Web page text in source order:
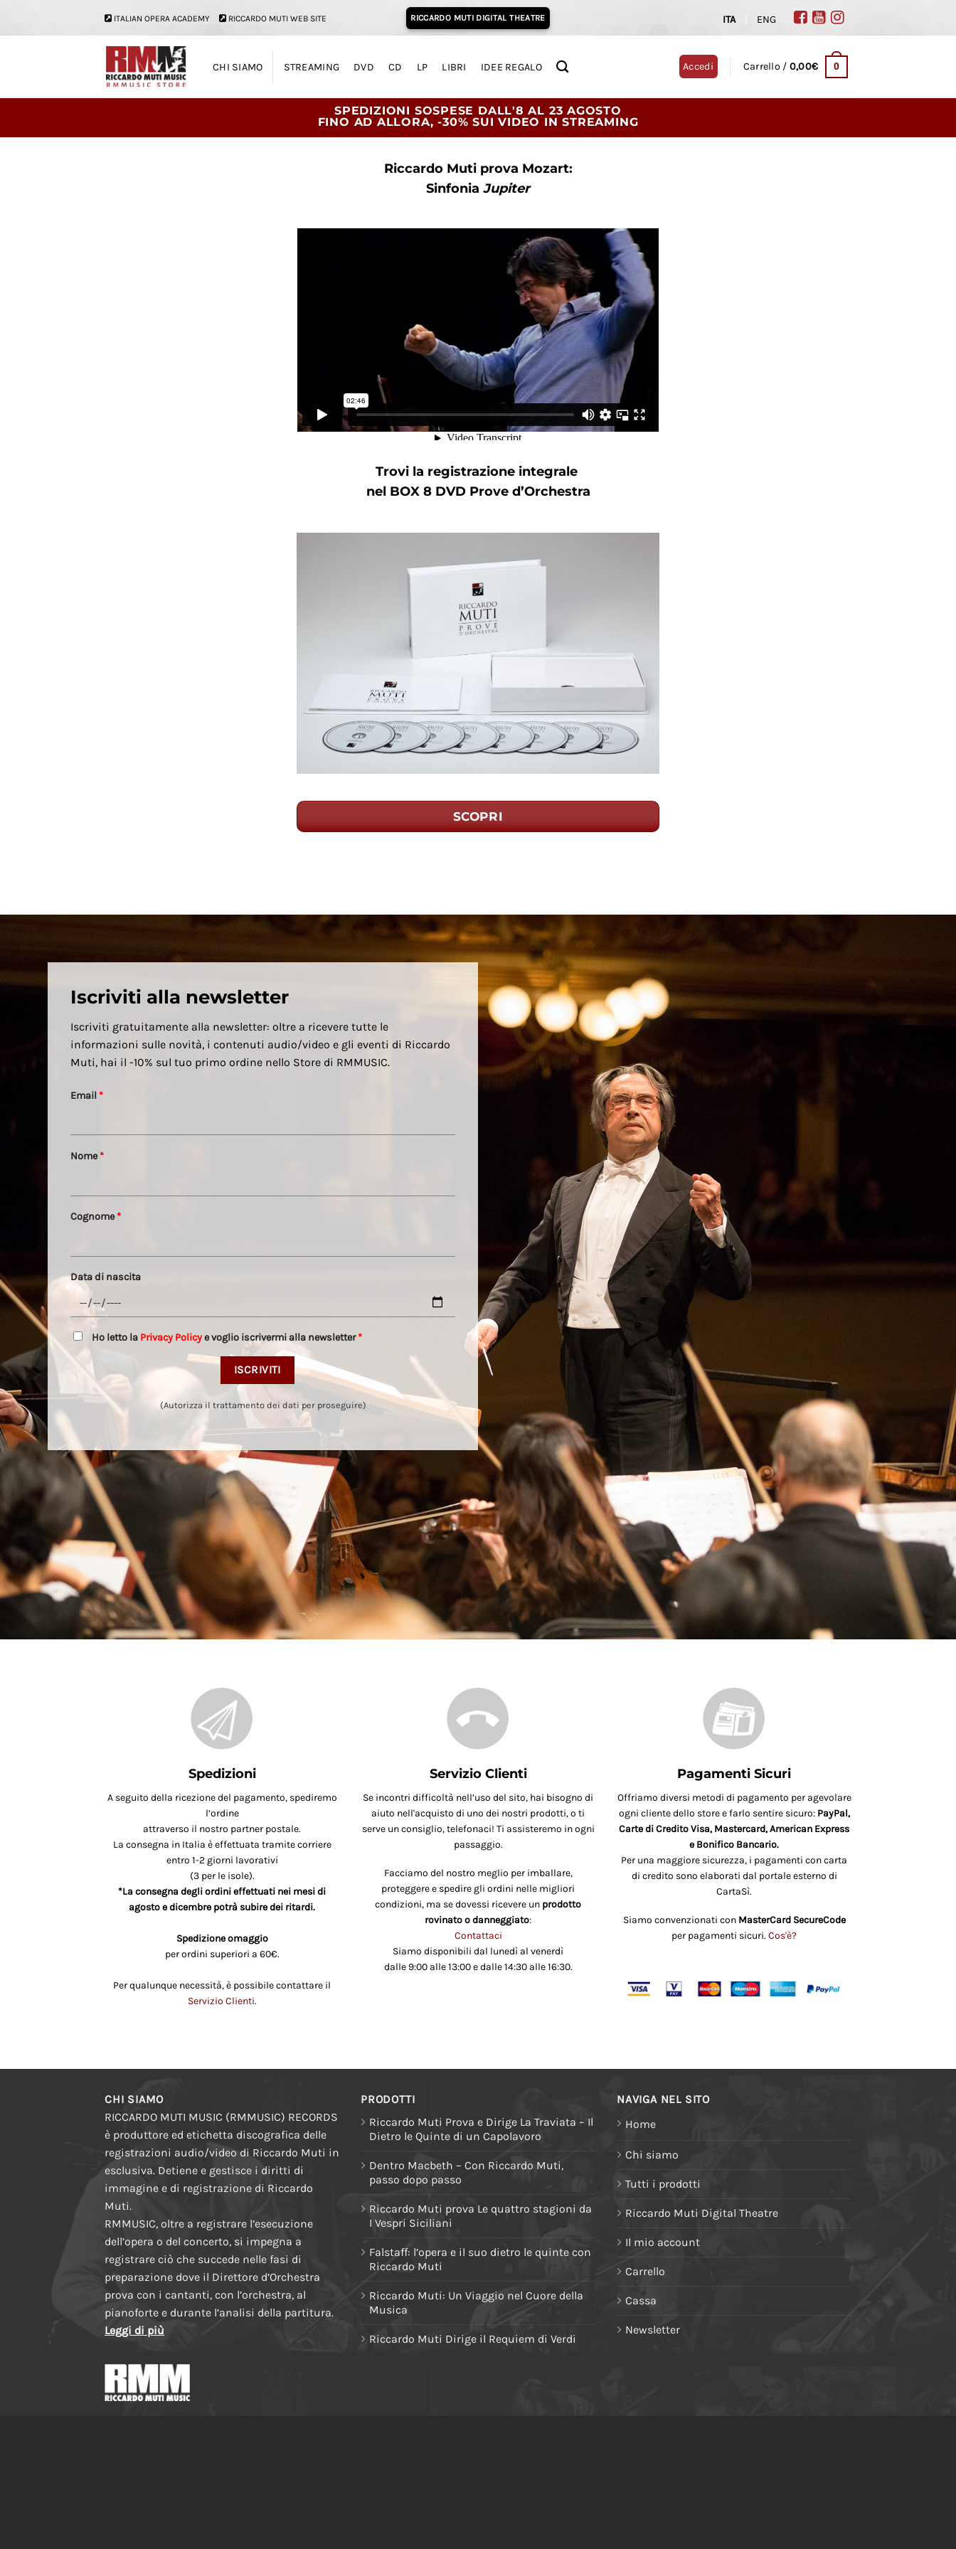
ITALIAN OPERA ACADEMY RICCARDO MUTI WEB SITE RICCARDO MUTI DIGITAL THEATRE ITA ENG
CHI SIAMO STREAMING DVD CD LP LIBRI IDEE REGALO Accedi Carrello / 0,00€ 0
SPEDIZIONI SOSPESE DALL'8 AL 23 AGOSTO
FINO AD ALLORA, -30% SUI VIDEO IN STREAMING
Riccardo Muti prova Mozart:
Sinfonia Jupiter
Trovi la registrazione integrale
nel BOX 8 DVD Prove d’Orchestra
SCOPRI
Iscriviti alla newsletter
Iscriviti gratuitamente alla newsletter: oltre a ricevere tutte le
informazioni sulle novità, i contenuti audio/video e gli eventi di Riccardo
Muti, hai il -10% sul tuo primo ordine nello Store di RMMUSIC.
Email*
Nome*
Cognome*
Data di nascita
Ho letto la Privacy Policye voglio iscrivermi alla newsletter*
(Autorizza il trattamento dei dati per proseguire)
Spedizioni
A seguito della ricezione del pagamento, spediremo
l’ordine
attraverso il nostro partner postale.
La consegna in Italia è effettuata tramite corriere
entro 1-2 giorni lavorativi
(3 per le isole).
*La consegna degli ordini effettuati nei mesi di
agosto e dicembre potrà subire dei ritardi.
Spedizione omaggio
per ordini superiori a 60€.
Per qualunque necessità, è possibile contattare il
Servizio Clienti.
Servizio Clienti
Se incontri difficoltà nell’uso del sito, hai bisogno di
aiuto nell'acquisto di uno dei nostri prodotti, o ti
serve un consiglio, telefonaci! Ti assisteremo in ogni
passaggio.
Facciamo del nostro meglio per imballare,
proteggere e spedire gli ordini nelle migliori
condizioni, ma se dovessi ricevere un prodotto
rovinato o danneggiato:
Contattaci
Siamo disponibili dal lunedì al venerdì
dalle 9:00 alle 13:00 e dalle 14:30 alle 16:30.
Pagamenti Sicuri
Offriamo diversi metodi di pagamento per agevolare
ogni cliente dello store e farlo sentire sicuro: PayPal,
Carte di Credito Visa, Mastercard, American Express
e Bonifico Bancario.
Per una maggiore sicurezza, i pagamenti con carta
di credito sono elaborati dal portale esterno di
CartaSì.
Siamo convenzionati con MasterCard SecureCode
per pagamenti sicuri. Cos'è?
CHI SIAMO
RICCARDO MUTI MUSIC (RMMUSIC) RECORDS
è produttore ed etichetta discografica delle
registrazioni audio/video di Riccardo Muti in
esclusiva. Detiene e gestisce i diritti di
immagine e di registrazione di Riccardo
Muti.
RMMUSIC, oltre a registrare l’esecuzione
dell’opera o del concerto, si impegna a
registrare ciò che succede nelle fasi di
preparazione dove il Direttore d’Orchestra
prova con i cantanti, con l’orchestra, al
pianoforte e durante l’analisi della partitura.
Leggi di più
PRODOTTI
Riccardo Muti Prova e Dirige La Traviata – Il
Dietro le Quinte di un Capolavoro
Dentro Macbeth – Con Riccardo Muti,
passo dopo passo
Riccardo Muti prova Le quattro stagioni da
I Vespri Siciliani
Falstaff: l’opera e il suo dietro le quinte con
Riccardo Muti
Riccardo Muti: Un Viaggio nel Cuore della
Musica
Riccardo Muti Dirige il Requiem di Verdi
NAVIGA NEL SITO
Home
Chi siamo
Tutti i prodotti
Riccardo Muti Digital Theatre
Il mio account
Carrello
Cassa
Newsletter